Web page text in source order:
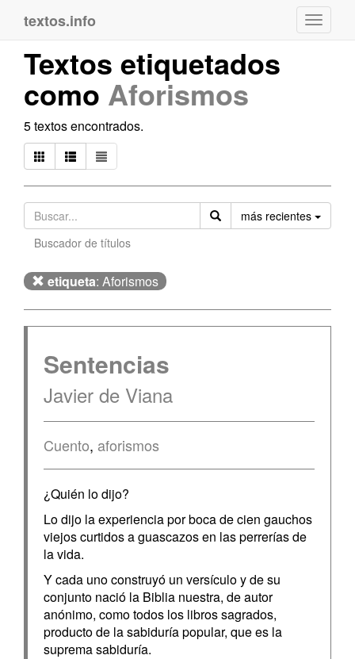
textos.info
Textos etiquetados
como Aforismos
5 textos encontrados.
más recientes
Buscador de títulos
etiqueta: Aforismos
Sentencias
Javier de Viana
Cuento, aforismos
¿Quién lo dijo?
Lo dijo la experiencia por boca de cien gauchos
viejos curtidos a guascazos en las perrerías de
la vida.
Y cada uno construyó un versículo y de su
conjunto nació la Biblia nuestra, de autor
anónimo, como todos los libros sagrados,
producto de la sabiduría popular, que es la
suprema sabiduría.